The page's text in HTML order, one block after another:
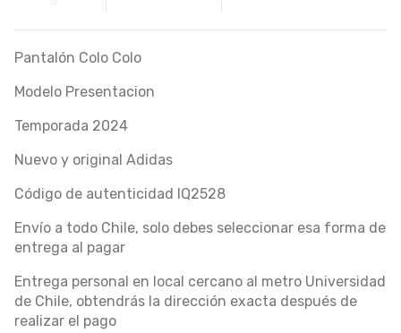
Pantalón Colo Colo
Modelo Presentacion
Temporada 2024
Nuevo y original Adidas
Código de autenticidad IQ2528
Envío a todo Chile, solo debes seleccionar esa forma de
entrega al pagar
Entrega personal en local cercano al metro Universidad
de Chile, obtendrás la dirección exacta después de
realizar el pago